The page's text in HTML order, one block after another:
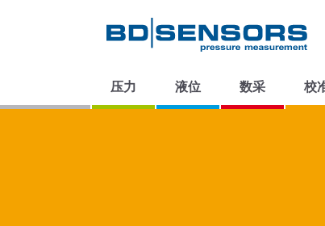
压力 液位 数采 校